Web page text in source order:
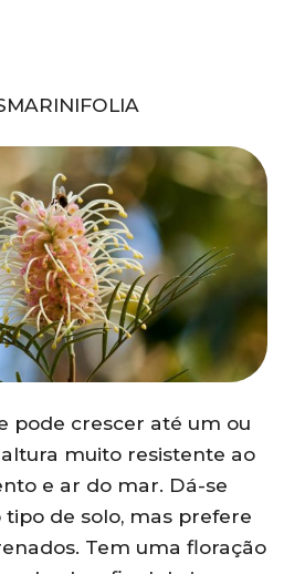
pode crescer até um ou
muito resistente ao
e ar do mar. Dá-se
de solo, mas prefere
Tem uma floração